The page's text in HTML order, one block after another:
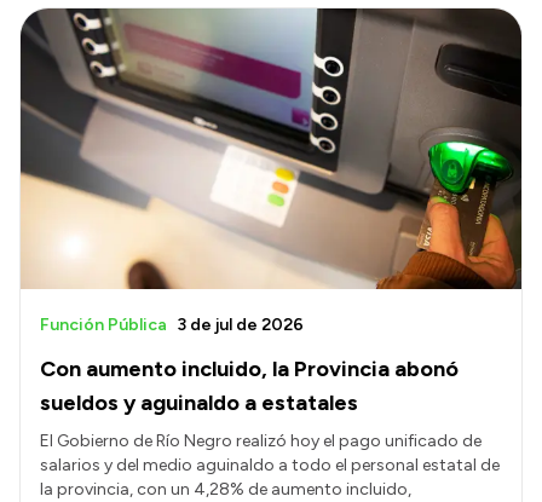
Con aumento incluido, la Provincia abonó
sueldos y aguinaldo a estatales
Función Pública 3 de jul de 2026
El Gobierno de Río Negro realizó hoy el pago unificado de
salarios y del medio aguinaldo a todo el personal estatal de
la provincia, con un 4,28% de aumento incluido,